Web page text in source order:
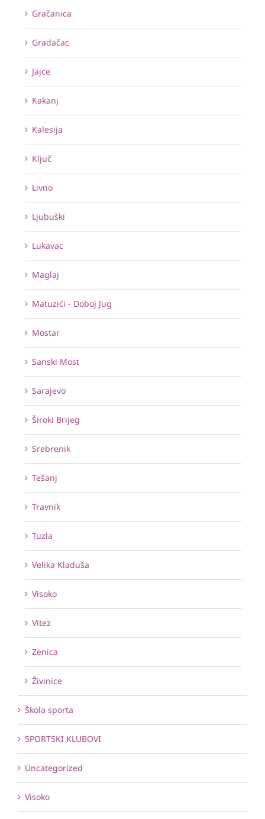
Gračanica
Gradačac
Jajce
Kakanj
Kalesija
Ključ
Livno
Ljubuški
Lukavac
Maglaj
Matuzići - Doboj Jug
Mostar
Sanski Most
Sarajevo
Široki Brijeg
Srebrenik
Tešanj
Travnik
Tuzla
Velika Kladuša
Visoko
Vitez
Zenica
Živinice
Škola sporta
SPORTSKI KLUBOVI
Uncategorized
Visoko